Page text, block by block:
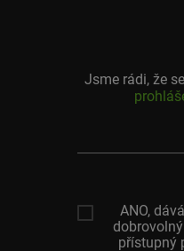
Jsme rádi, že
adresa
ANO,
přístupný